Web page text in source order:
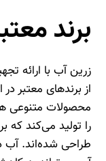
برند
زرین آب با ارائه
از برندهای معتبر
محصولات متنوعی
را تولید می‌کند
طراحی شده‌اند. آب